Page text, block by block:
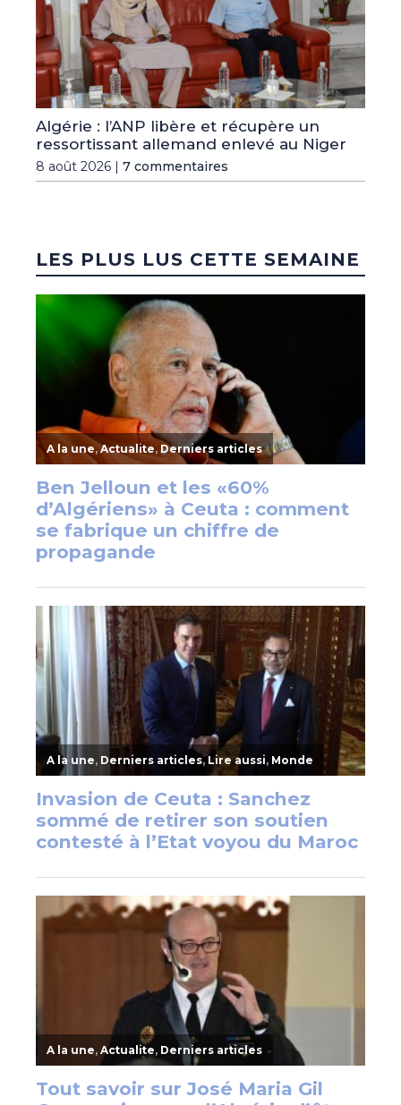
Algérie : l’ANP libère et récupère un
ressortissant allemand enlevé au Niger
8 août 2026 | 7 commentaires
LES PLUS LUS CETTE SEMAINE